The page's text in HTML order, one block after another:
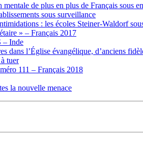
de plus en plus de Français sous
sous surveillance
: les écoles Steiner-Waldorf
» – Français 2017
– Inde
dans l’Église évangélique, d’anciens
tuer
111 – Français 2018
la nouvelle menace